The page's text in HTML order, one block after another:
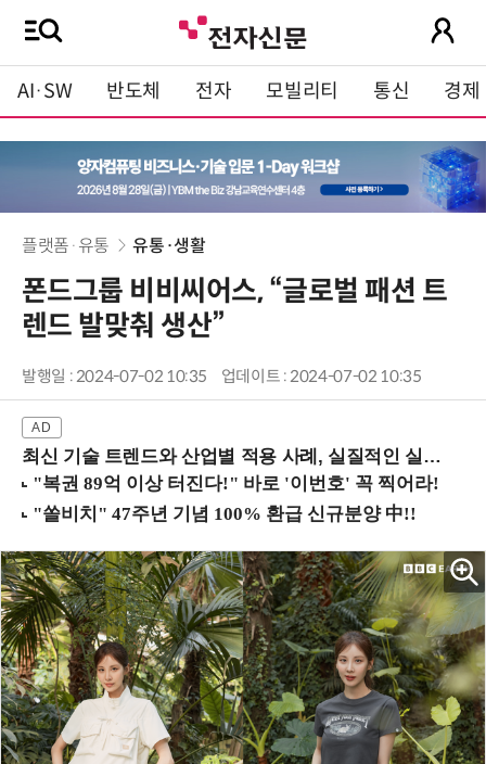
AI·SW 반도체 전자 모빌리티 통신 경제
플랫폼·유통 유통·생활
폰드그룹 비비씨어스, “글로벌 패션 트
렌드 발맞춰 생산”
발행일 : 2024-07-02 10:35 업데이트 : 2024-07-02 10:35
최신 기술 트렌드와 산업별 적용 사례, 실질적인 실행 전략을 공유 (9/18 양재역)